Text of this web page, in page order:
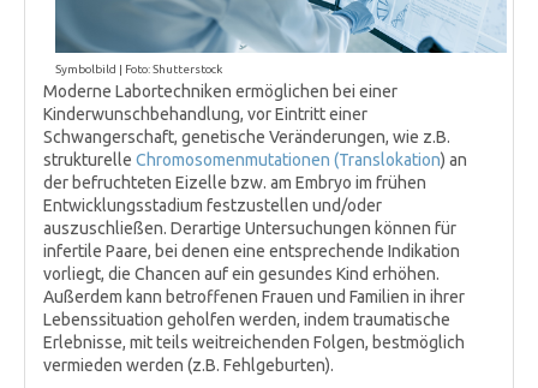
Symbolbild | Foto: Shutterstock
Moderne Labortechniken ermöglichen bei einer
Kinderwunschbehandlung, vor Eintritt einer
Schwangerschaft, genetische Veränderungen, wie z.B.
strukturelle Chromosomenmutationen (Translokation) an
der befruchteten Eizelle bzw. am Embryo im frühen
Entwicklungsstadium festzustellen und/oder
auszuschließen. Derartige Untersuchungen können für
infertile Paare, bei denen eine entsprechende Indikation
vorliegt, die Chancen auf ein gesundes Kind erhöhen.
Außerdem kann betroffenen Frauen und Familien in ihrer
Lebenssituation geholfen werden, indem traumatische
Erlebnisse, mit teils weitreichenden Folgen, bestmöglich
vermieden werden (z.B. Fehlgeburten).